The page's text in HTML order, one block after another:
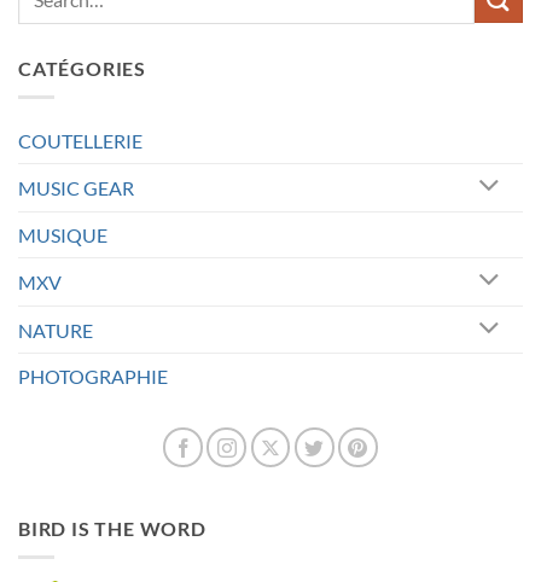
CATÉGORIES
COUTELLERIE
MUSIC GEAR
MUSIQUE
MXV
NATURE
PHOTOGRAPHIE
BIRD IS THE WORD